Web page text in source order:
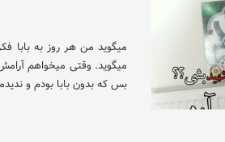
میگوید من هر روز به
میگوید. وقتی میخواهم
بس که بدون بابا بودم و